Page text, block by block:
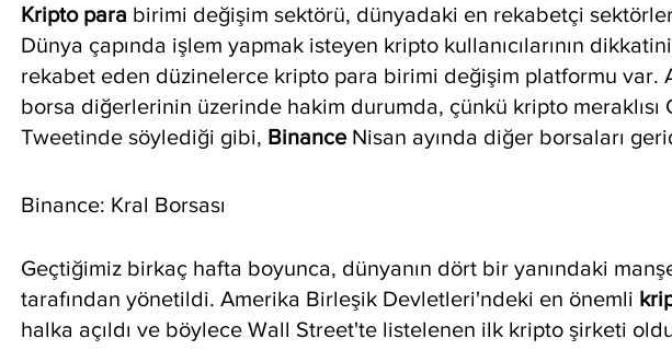
Kripto para birimi değişim sektörü, dünyadaki en rekabetçi
Dünya çapında işlem yapmak isteyen kripto kullanıcılarının
rekabet eden düzinelerce kripto para birimi değişim platformu var.
borsa diğerlerinin üzerinde hakim durumda, çünkü kripto meraklısı
Tweetinde söylediği gibi, Binance Nisan ayında diğer borsaları
Binance: Kral Borsası
Geçtiğimiz birkaç hafta boyunca, dünyanın dört bir yanındaki
tarafından yönetildi. Amerika Birleşik Devletleri'ndeki en önemli
halka açıldı ve böylece Wall Street'te listelenen ilk kripto şirketi